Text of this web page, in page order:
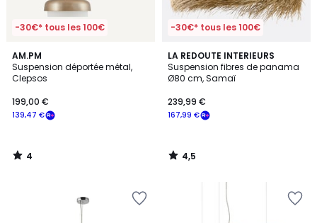
-30€* tous les 100€
AM.PM
Suspension déportée métal,
Clepsos
139,47 €
199,00 €
4
/
5
4
/
-30€* tous les 100€
LA REDOUTE INTERIEURS
Suspension fibres de panama
Ø80 cm, Samaï
167,99 €
239,99 €
4,5
/ 5
4,5
/